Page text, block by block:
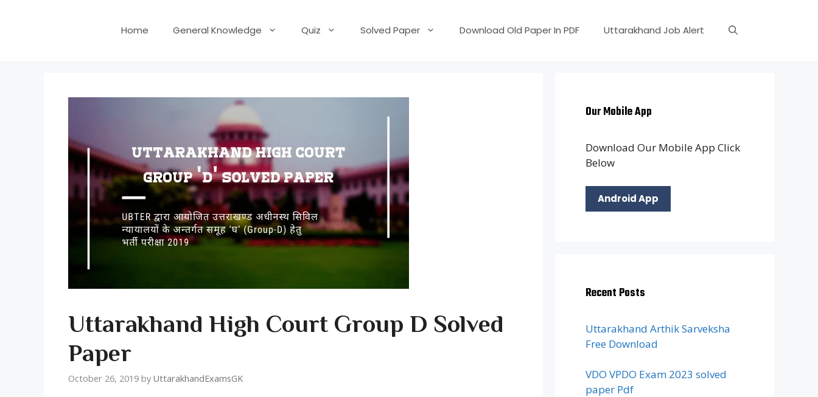
Home General Knowledge Quiz Solved Paper Download Old Paper In PDF Uttarakhand Job Alert
Uttarakhand High Court Group D Solved
Paper
October 26, 2019 by UttarakhandExamsGK
Our Mobile App
Download Our Mobile App Click
Below
Android App
Recent Posts
Uttarakhand Arthik Sarveksha
Free Download
VDO VPDO Exam 2023 solved
paper Pdf